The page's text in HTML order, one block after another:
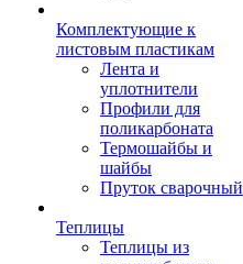
Комплектующие к
листовым пластикам
Лента и
уплотнители
Профили для
поликарбоната
Термошайбы и
шайбы
Пруток сварочный
Теплицы
Теплицы из